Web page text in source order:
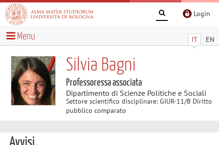
Login
IT EN
Menu
Silvia Bagni
Professoressa associata
Dipartimento di Scienze Politiche e Sociali
Settore scientifico disciplinare: GIUR-11/B Diritto
pubblico comparato